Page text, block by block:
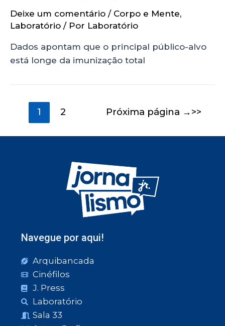
Deixe um comentário / Corpo e Mente,
Laboratório / Por Laboratório
Dados apontam que o principal público-alvo
está longe da imunização total
1 2 Próxima página →
Navegue por aqui!
Arquibancada
Cinéfilos
J. Press
Laboratório
Sala 33